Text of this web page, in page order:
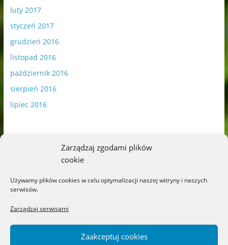
Zarządzaj zgodami plików
cookie
Używamy plików cookies w celu optymalizacji naszej witryny i naszych
serwisów.
Zarządzaj serwisami
Zaakceptuj cookies
luty 2017
styczeń 2017
grudzień 2016
listopad 2016
październik 2016
sierpień 2016
lipiec 2016